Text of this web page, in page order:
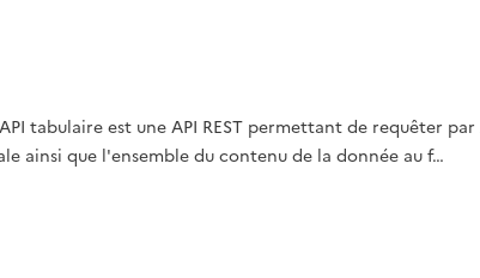
tabulaire est une API REST permettant de requêter
ainsi que l'ensemble du contenu de la donnée au f…